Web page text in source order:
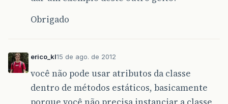
Obrigado
erico_kl15 de ago. de 2012
você não pode usar atributos da classe
dentro de métodos estáticos, basicamente